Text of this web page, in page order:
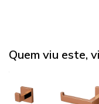
Quem viu este,